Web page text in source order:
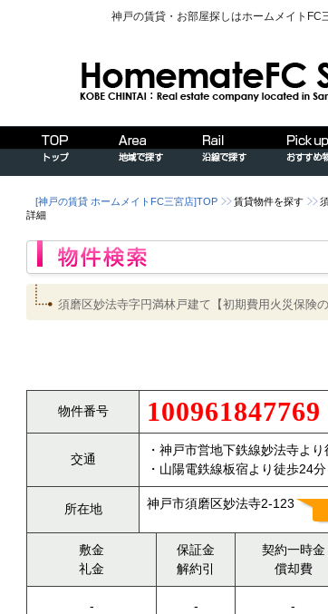
神戸の賃貸・お部屋探しはホームメイトFC
[神戸の賃貸 ホームメイトFC三宮店]TOP 賃貸物件を探す
詳細
須磨区妙法寺字円満林戸建て【初期費用火災保険
物件番号 100961847769
交通
・神戸市営地下鉄線妙法寺よ
・山陽電鉄線板宿より徒歩24分
所在地 神戸市須磨区妙法寺2-123
敷金
礼金
保証金
解約引
契約一時金
償却費
-
-
-